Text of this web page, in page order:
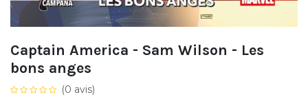
Captain America - Sam Wilson - Les
bons anges
(0 avis)